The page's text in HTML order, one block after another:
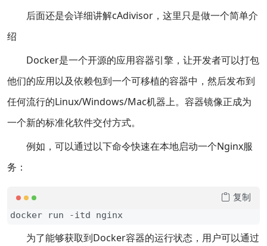
后面还是会详细讲解cAdivisor，这里只是做一个简单介
绍
Docker是一个开源的应用容器引擎，让开发者可以打包
他们的应用以及依赖包到一个可移植的容器中，然后发布到
任何流行的Linux/Windows/Mac机器上。容器镜像正成为
一个新的标准化软件交付方式。
例如，可以通过以下命令快速在本地启动一个Nginx服
务：
docker run -itd nginx
复制
为了能够获取到Docker容器的运行状态，用户可以通过